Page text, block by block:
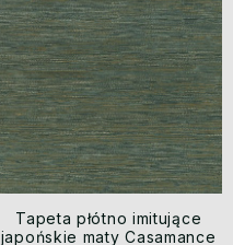
Tapeta płótno imitujące
japońskie maty Casamance